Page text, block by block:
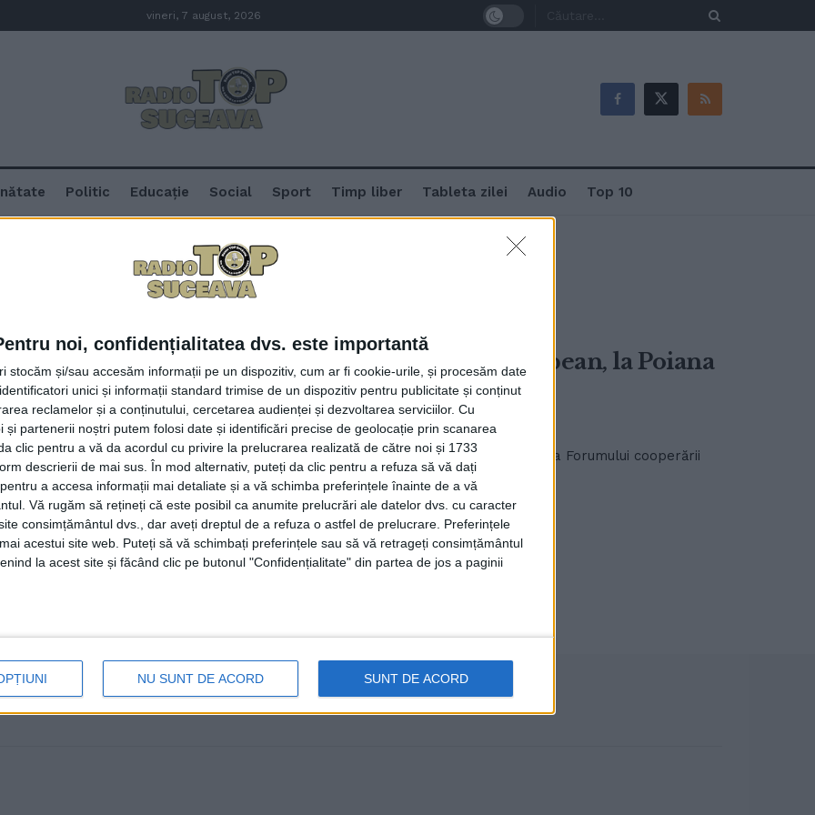
noi, confidențialitatea dvs. este importantă
stocăm și/sau accesăm informații pe un dispozitiv, cum ar fi cookie-urile, și procesăm date
unici și informații standard trimise de un dispozitiv pentru publicitate și conținut
reclamelor și a conținutului, cercetarea audienței și dezvoltarea serviciilor. Cu
și partenerii noștri putem folosi date și identificări precise de geolocație prin scanarea
clic pentru a vă da acordul cu privire la prelucrarea realizată de către noi și 1733
descrierii de mai sus. În mod alternativ, puteți da clic pentru a refuza să vă dați
a accesa informații mai detaliate și a vă schimba preferințele înainte de a vă
Vă rugăm să rețineți că este posibil ca anumite prelucrări ale datelor dvs. cu caracter
consimțământul dvs., dar aveți dreptul de a refuza o astfel de prelucrare. Preferințele
acestui site web. Puteți să vă schimbați preferințele sau să vă retrageți consimțământul
la acest site și făcând clic pe butonul "Confidențialitate" din partea de jos a paginii
NU SUNT DE ACORD SUNT DE ACORD
vineri, 7 august, 2026
Politic Educație Social Sport Timp liber Tableta zilei Audio Top 10
Ion Lungu, despre PNRR și Pactul verde european, la Poiana
Brașov, la un forum româno-francez
4 NOIEMBRIE, 2022
Primarul Sucevei, Ion Lungu, se află la Poiana Brașov, la cea de-a VI-a ediție a Forumului cooperării
descentralizate româno-franceze, unde, ...